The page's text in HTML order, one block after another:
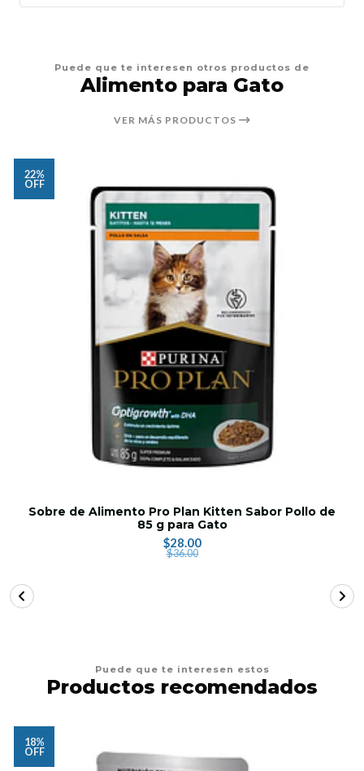
Puede que te interesen otros productos de
Alimento para Gato
VER MÁS PRODUCTOS
22%
OFF
Sobre de Alimento Pro Plan Kitten Sabor Pollo de
85 g para Gato
$28.00
$36.00
Puede que te interesen estos
Productos recomendados
18%
OFF